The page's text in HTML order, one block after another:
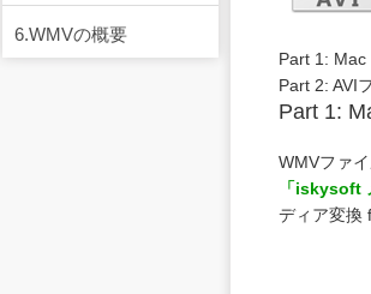
Part 1: Mac
Part 2: AVI
Part 1:
WMVファ
「iskysoft
ディア変換
6.WMVの概要